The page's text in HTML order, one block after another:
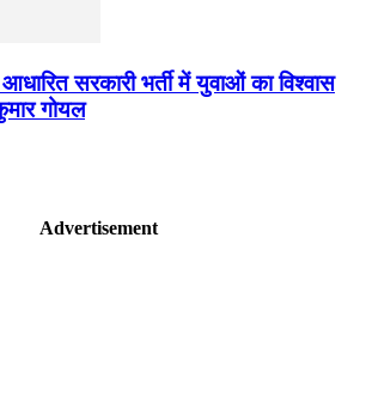
सरकारी भर्ती में युवाओं का विश्वास
गोयल
Advertisement